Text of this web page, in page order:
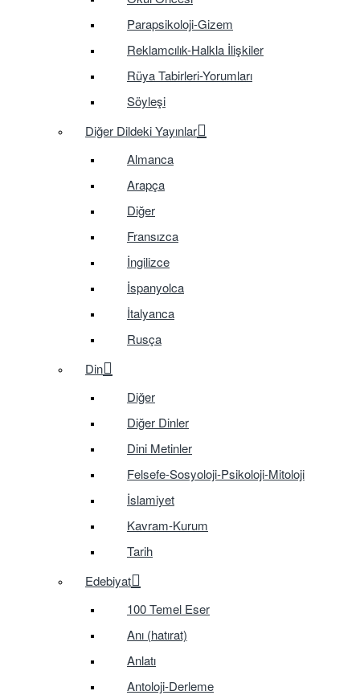
Parapsikoloji-Gizem
Reklamcılık-Halkla İlişkiler
Rüya Tabirleri-Yorumları
Söyleşi
Diğer Dildeki Yayınlar
Almanca
Arapça
Diğer
Fransızca
İngilizce
İspanyolca
İtalyanca
Rusça
Din
Diğer
Diğer Dinler
Dini Metinler
Felsefe-Sosyoloji-Psikoloji-Mitoloji
İslamiyet
Kavram-Kurum
Tarih
Edebiyat
100 Temel Eser
Anı (hatırat)
Anlatı
Antoloji-Derleme